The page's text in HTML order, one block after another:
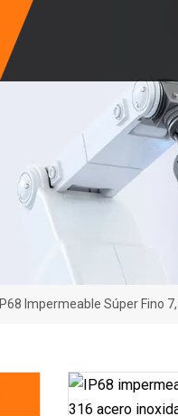
IP68 Impermeable Súper Fino